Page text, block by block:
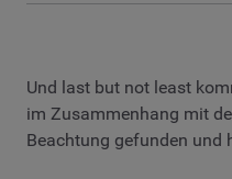
Und last but not least
im Zusammenhang mit
Beachtung gefunden und